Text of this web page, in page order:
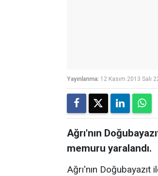
Yayınlanma: 12 Kasım 2013 Salı
Ağrı'nın
memuru yaralandı.
Ağrı'nın